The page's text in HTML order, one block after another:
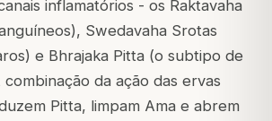
inflamatórios - os Raktavaha
Swedavaha Srotas
e Bhrajaka Pitta (o subtipo de
da ação das ervas
Pitta, limpam Ama e abrem